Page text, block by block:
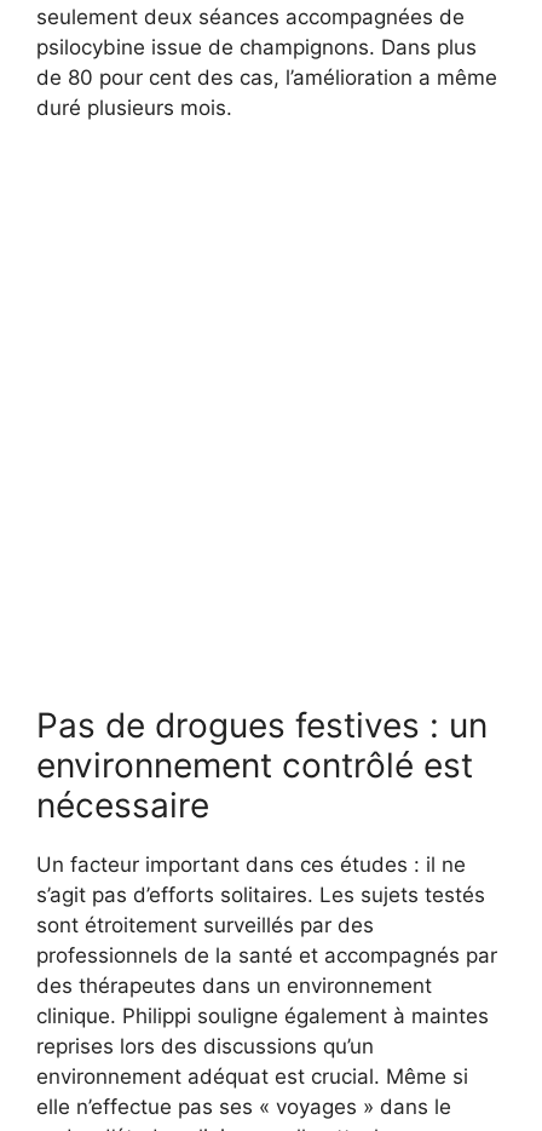
seulement deux séances accompagnées de
psilocybine issue de champignons. Dans plus
de 80 pour cent des cas, l’amélioration a même
duré plusieurs mois.
Pas de drogues festives : un
environnement contrôlé est
nécessaire
Un facteur important dans ces études : il ne
s’agit pas d’efforts solitaires. Les sujets testés
sont étroitement surveillés par des
professionnels de la santé et accompagnés par
des thérapeutes dans un environnement
clinique. Philippi souligne également à maintes
reprises lors des discussions qu’un
environnement adéquat est crucial. Même si
elle n’effectue pas ses « voyages » dans le